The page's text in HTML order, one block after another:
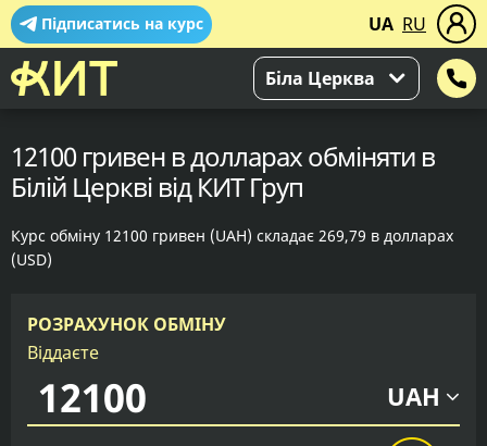
Підписатись на курс UA RU
Біла Церква
12100 гривен в долларах обміняти в
Білій Церкві від КИТ Груп
Курс обміну 12100 гривен (UAH) складає 269,79 в долларах
(USD)
РОЗРАХУНОК ОБМІНУ
Віддаєте
UAH